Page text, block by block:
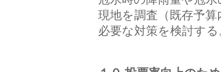
現地を調査（既存予
必要な対策を検討する